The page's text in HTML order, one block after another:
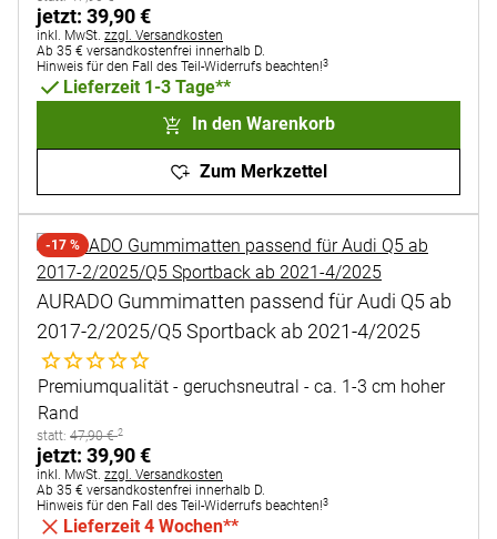
jetzt:
jetzt: 39,90€
Steuerhinweis:
inkl. MwSt. zzgl. Versandkosten
Ab 35 € versandkostenfrei innerhalb D.
Hinweis für den Fall des Teil-Widerrufs beachten!3
Lieferzeit 1-3 Tage**
In den Warenkorb
Zum Merkzettel
-17 %
AURADO Gummimatten passend für Audi Q5 ab
2017-2/2025/Q5 Sportback ab 2021-4/2025
Noch keine Bewertungen abgegeben
Premiumqualität - geruchsneutral - ca. 1-3 cm hoher
Rand
statt:
statt: 47,90€ 2
jetzt:
jetzt: 39,90€
Steuerhinweis:
inkl. MwSt. zzgl. Versandkosten
Ab 35 € versandkostenfrei innerhalb D.
Hinweis für den Fall des Teil-Widerrufs beachten!3
Lieferzeit 4 Wochen**